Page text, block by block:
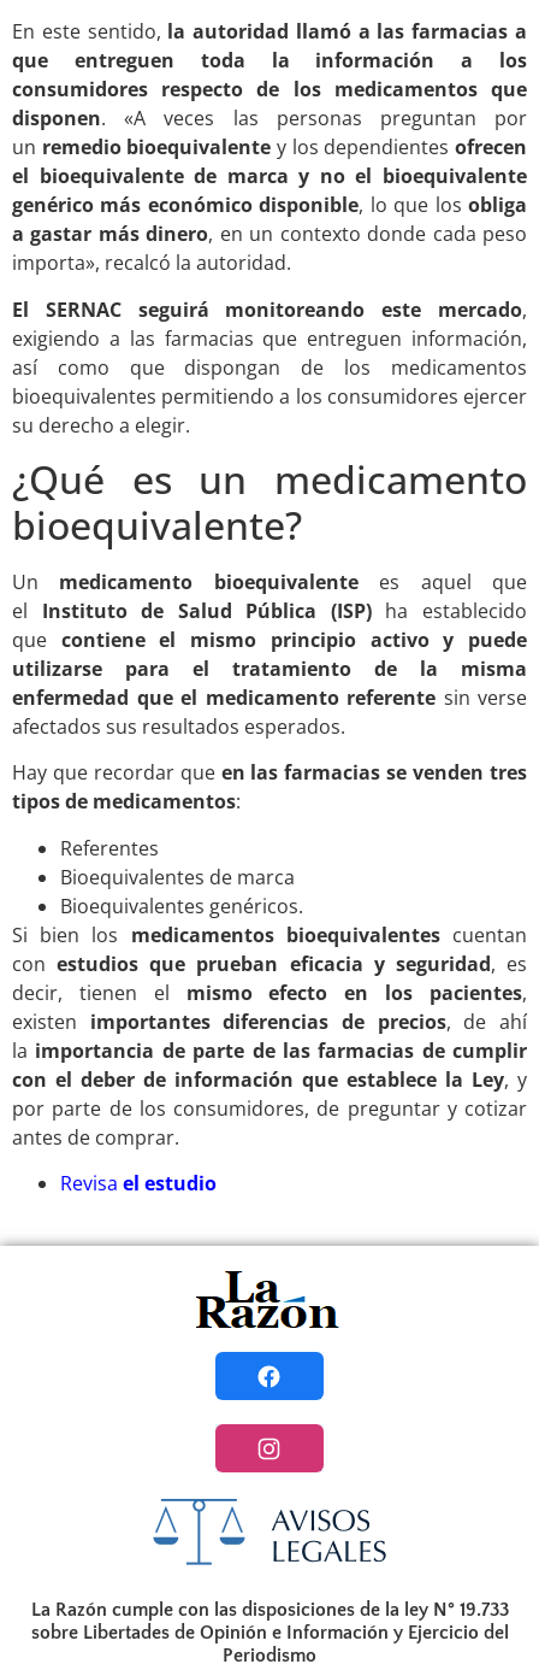
En este sentido, la autoridad llamó a las farmacias a
que entreguen toda la información a los
consumidores respecto de los medicamentos que
disponen. «A veces las personas preguntan por
un remedio bioequivalente y los dependientesofrecen
el bioequivalente de marca y no el bioequivalente
genérico más económico disponible, lo que losobliga
a gastar más dinero, en un contexto donde cada peso
importa», recalcó la autoridad.
El SERNAC seguirá monitoreando este mercado,
exigiendo a las farmacias que entreguen información,
así como que dispongan de los medicamentos
bioequivalentes permitiendo a los consumidores ejercer
su derecho a elegir.
¿Qué es un medicamento
bioequivalente?
Un medicamento bioequivalentees aquel que
el Instituto de Salud Pública (ISP)ha establecido
que contiene el mismo principio activo y puede
utilizarse para el tratamiento de la misma
enfermedad que el medicamento referente sin verse
afectados sus resultados esperados.
Hay que recordar que en las farmacias se venden tres
tipos de medicamentos:
Referentes
Bioequivalentes de marca
Bioequivalentes genéricos.
Si bien los medicamentos bioequivalentescuentan
conestudios que prueban eficacia y seguridad, es
decir, tienen el mismo efecto en los pacientes,
existen importantes diferencias de precios, de ahí
la importancia de parte de las farmacias de cumplir
con el deber de información que establece la Ley, y
por parte de los consumidores, de preguntar y cotizar
antes de comprar.
Revisa el estudio
La Razón cumple con las disposiciones de la ley N° 19.733
sobre Libertades de Opinión e Información y Ejercicio del
Periodismo